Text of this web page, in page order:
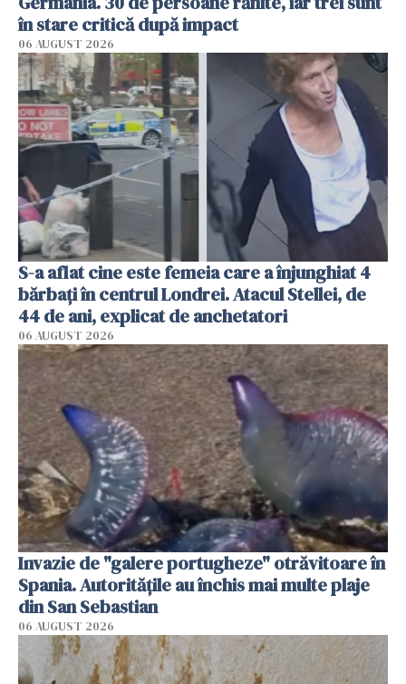
în stare critică după impact
06 AUGUST 2026
S-a aflat cine este femeia care a înjunghiat 4
bărbați în centrul Londrei. Atacul Stellei, de
44 de ani, explicat de anchetatori
06 AUGUST 2026
Invazie de "galere portugheze" otrăvitoare în
Spania. Autoritățile au închis mai multe plaje
din San Sebastian
06 AUGUST 2026